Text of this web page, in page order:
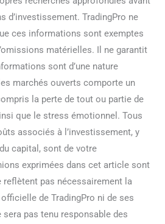
d’investissement. TradingPro ne
ces informations sont exemptes
matérielles. Il ne garantit
sont d’une nature
marchés ouverts comporte un
la perte de tout ou partie de
que le stress émotionnel. Tous
associés à l’investissement, y
capital, sont de votre
exprimées dans cet article sont
pas nécessairement la
de TradingPro ni de ses
sera pas tenu responsable des